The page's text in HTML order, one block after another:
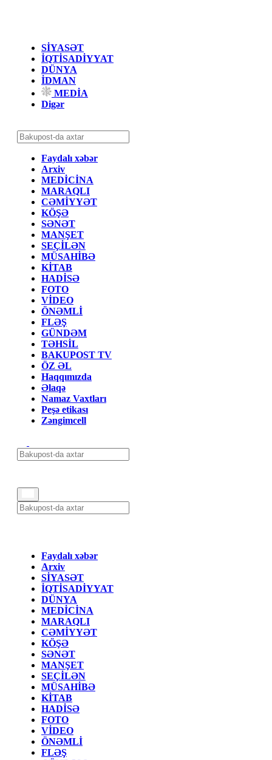
SİYASƏT
İQTİSADİYYAT
DÜNYA
İDMAN
MEDİA
Digər
Faydalı xəbər
Arxiv
MEDİCİNA
MARAQLI
CƏMİYYƏT
KÖŞƏ
SƏNƏT
MANŞET
SEÇİLƏN
MÜSAHİBƏ
KİTAB
HADİSƏ
FOTO
VİDEO
ÖNƏMLİ
FLƏŞ
GÜNDƏM
TƏHSİL
BAKUPOST TV
ÖZ ƏL
Haqqımızda
Əlaqə
Namaz Vaxtları
Peşə etikası
Zəngimcell
Faydalı xəbər
Arxiv
SİYASƏT
İQTİSADİYYAT
DÜNYA
MEDİCİNA
MARAQLI
CƏMİYYƏT
KÖŞƏ
SƏNƏT
MANŞET
SEÇİLƏN
MÜSAHİBƏ
KİTAB
HADİSƏ
FOTO
VİDEO
ÖNƏMLİ
FLƏŞ